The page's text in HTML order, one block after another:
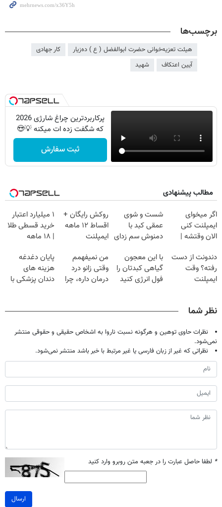
برچسب‌ها
هیئت تعزیه‌خوانی حضرت ابوالفضل ( ع ) ده‌زیار
کار جهادی
آیین اعتکاف
شهید
پرکاربردترین چراغ شارژی 2026
که شگفت زده ات میکنه 💡😍
ثبت سفارش
مطالب پیشنهادی
اگر میخوای
ایمپلنت کنی
الان وقتشه |
میلیون تومان!!!
شست و شوی
عمقی کبد با
دمنوش سم زدای
روکش رایگان +
اقساط ۱۲ ماهه
ایمپلنت
۱ میلیارد اعتبار
خرید قسطی طلا
| ۱۸ ماهه
دندونت از دست
رفته؟ وقت
ایمپلنت
با این معجون
گیاهی کبدتان را
فول انرژی کنید
من نمیفهمم
وقتی زانو درد
درمان داره، چرا
پایان دغدغه
هزینه های
دندان پزشکی با
نظر شما
نظرات حاوی توهین و هرگونه نسبت ناروا به اشخاص حقیقی و حقوقی منتشر
نمی‌شود.
نظراتی که غیر از زبان فارسی یا غیر مرتبط با خبر باشد منتشر نمی‌شود.
* لطفا حاصل عبارت را در جعبه متن روبرو وارد کنید
ارسال